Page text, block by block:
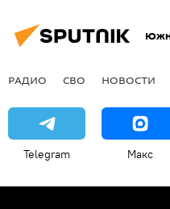
РАДИО СВО НОВОСТИ
Telegram Макс